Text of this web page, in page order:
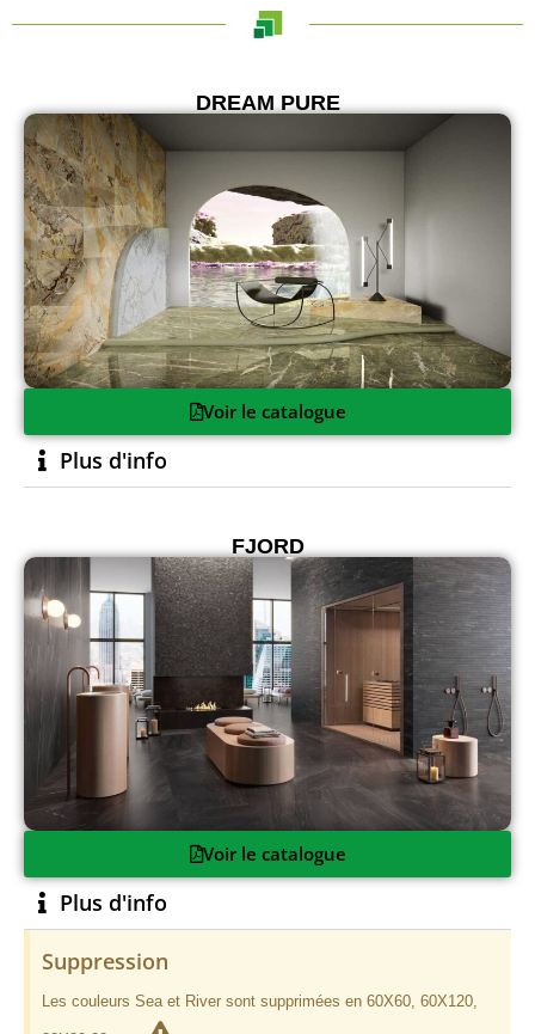
DREAM PURE
Voir le catalogue
Plus d'info
FJORD
Voir le catalogue
Plus d'info
Suppression
Les couleurs Sea et River sont supprimées en 60X60, 60X120,